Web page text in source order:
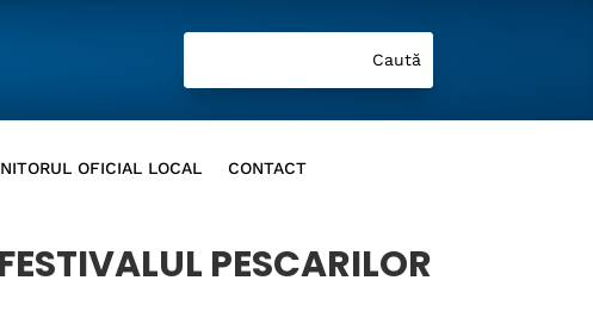
OFICIAL LOCAL CONTACT
PESCARILOR